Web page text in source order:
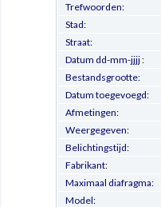
Trefwoorden:
Stad:
Straat:
Datum dd-mm-jjjj :
Bestandsgrootte:
Datum toegevoegd:
Afmetingen:
Weergegeven:
Belichtingstijd:
Fabrikant:
Maximaal diafragma:
Model: